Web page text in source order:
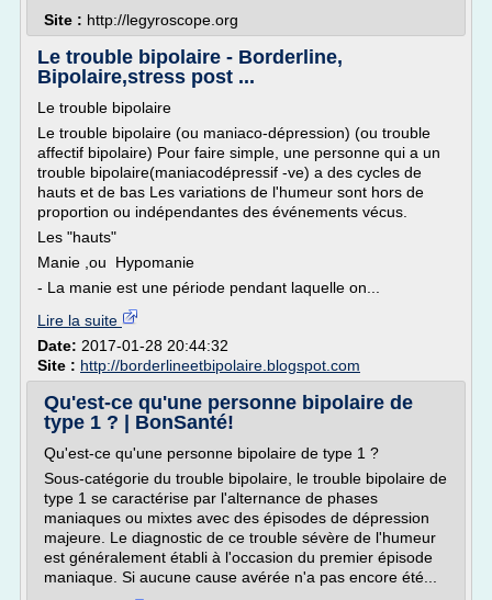
Site : http://legyroscope.org
Le trouble bipolaire - Borderline,
Bipolaire,stress post ...
Le trouble bipolaire
Le trouble bipolaire (ou maniaco-dépression) (ou trouble
affectif bipolaire) Pour faire simple, une personne qui a un
trouble bipolaire(maniacodépressif -ve) a des cycles de
hauts et de bas Les variations de l'humeur sont hors de
proportion ou indépendantes des événements vécus.
Les "hauts"
Manie ,ou Hypomanie
- La manie est une période pendant laquelle on...
Lire la suite
Date: 2017-01-28 20:44:32
Site : http://borderlineetbipolaire.blogspot.com
Qu'est-ce qu'une personne bipolaire de
type 1 ? | BonSanté!
Qu'est-ce qu'une personne bipolaire de type 1 ?
Sous-catégorie du trouble bipolaire, le trouble bipolaire de
type 1 se caractérise par l'alternance de phases
maniaques ou mixtes avec des épisodes de dépression
majeure. Le diagnostic de ce trouble sévère de l'humeur
est généralement établi à l'occasion du premier épisode
maniaque. Si aucune cause avérée n'a pas encore été...